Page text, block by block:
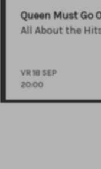
Queen Must Go
All About the
VR 18 SEP
20:00
+31 (0)591 - 850